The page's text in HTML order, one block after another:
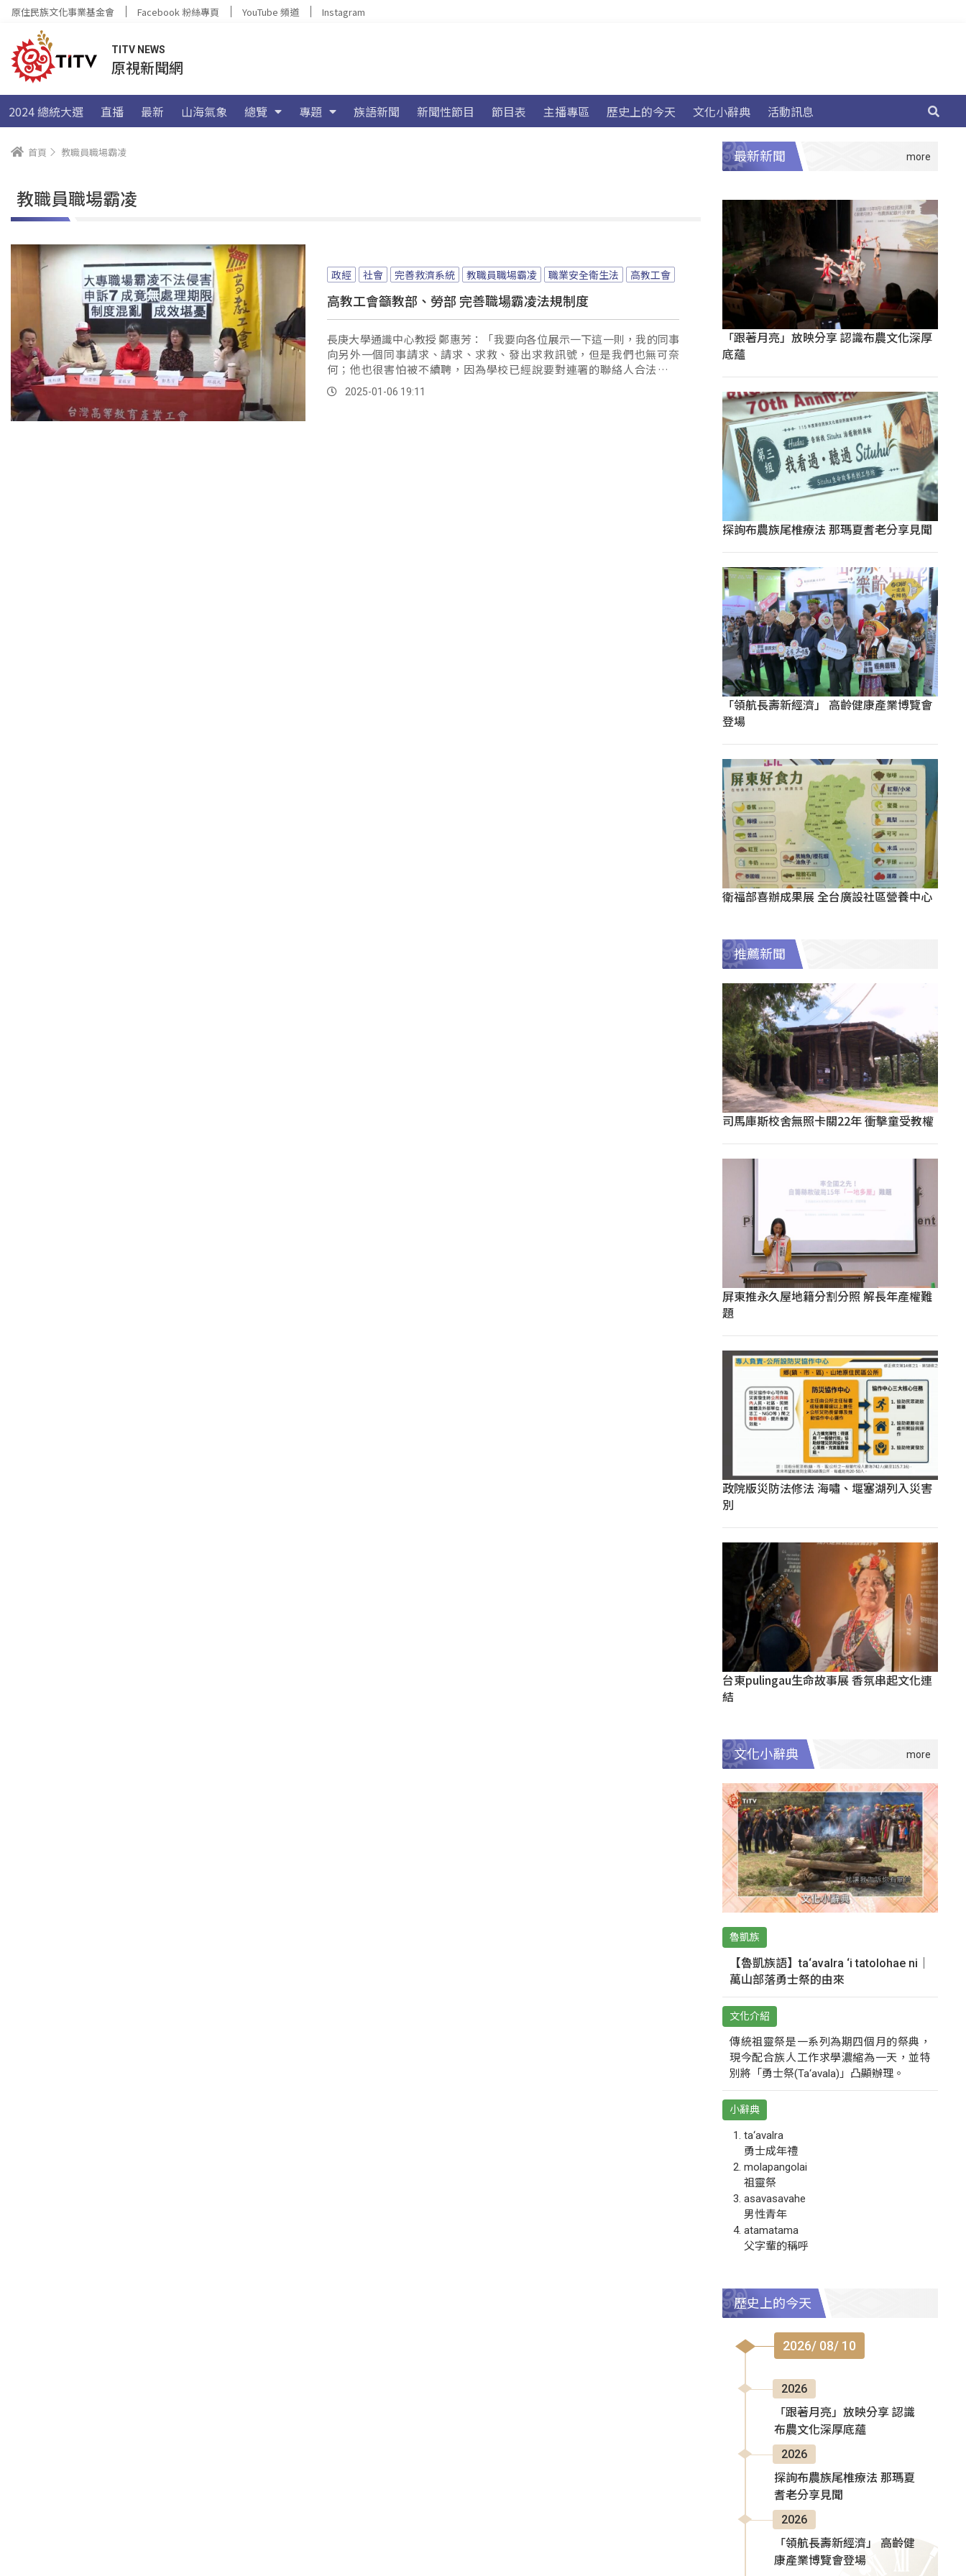
原住民族文化事業基金會 Facebook 粉絲專頁 YouTube 頻道 Instagram
TITV NEWS
原視新聞網
2024 總統大選 直播 最新 山海氣象 總覽 專題 族語新聞 新聞性節目 節目表 主播專區 歷史上的今天 文化小辭典 活動訊息
首頁 教職員職場霸凌
教職員職場霸凌
政經 社會 完善救濟系統 教職員職場霸凌 職業安全衛生法 高教工會
高教工會籲教部、勞部 完善職場霸凌法規制度
長庚大學通識中心教授 鄭惠芳：「我要向各位展示一下這一則，我的同事
向另外一個同事請求、請求、求救、發出求救訊號，但是我們也無可奈
何；他也很害怕被不續聘，因為學校已經說要對連署的聯絡人合法不續
聘。2025-01-06 19:11
最新新聞
「跟著月亮」放映分享 認識布農文化深厚
底蘊
探詢布農族尾椎療法 那瑪夏耆老分享見聞
「領航長壽新經濟」 高齡健康產業博覽會
登場
衛福部喜辦成果展 全台廣設社區營養中心
推薦新聞
司馬庫斯校舍無照卡關22年 衝擊童受教權
屏東推永久屋地籍分割分照 解長年產權難
題
政院版災防法修法 海嘯、堰塞湖列入災害
別
台東pulingau生命故事展 香氛串起文化連
結
文化小辭典
魯凱族
【魯凱族語】ta‘avalra ‘i tatolohae ni｜
萬山部落勇士祭的由來
文化介紹
傳統祖靈祭是一系列為期四個月的祭典，
現今配合族人工作求學濃縮為一天，並特
別將「勇士祭(Ta‘avala)」凸顯辦理。
小辭典
ta‘avalra
勇士成年禮
molapangolai
祖靈祭
asavasavahe
男性青年
atamatama
父字輩的稱呼
歷史上的今天
2026/ 08/ 10
2026
「跟著月亮」放映分享 認識
布農文化深厚底蘊
2026
探詢布農族尾椎療法 那瑪夏
耆老分享見聞
2026
「領航長壽新經濟」 高齡健
康產業博覽會登場